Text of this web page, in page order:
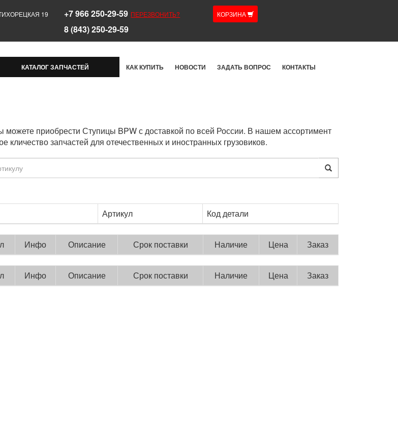
19
+7 966 250-29-59
8 (843) 250-29-59
ПЕРЕЗВОНИТЬ? КОРЗИНА
КАТАЛОГ ЗАПЧАСТЕЙ КАК КУПИТЬ НОВОСТИ ЗАДАТЬ ВОПРОС КОНТАКТЫ
можете приобрести Ступицы BPW с доставкой по всей России. В нашем ассортимент
кличество запчастей для отечественных и иностранных грузовиков.
Артикул Код детали
Инфо Описание Срок поставки Наличие Цена Заказ
Инфо Описание Срок поставки Наличие Цена Заказ